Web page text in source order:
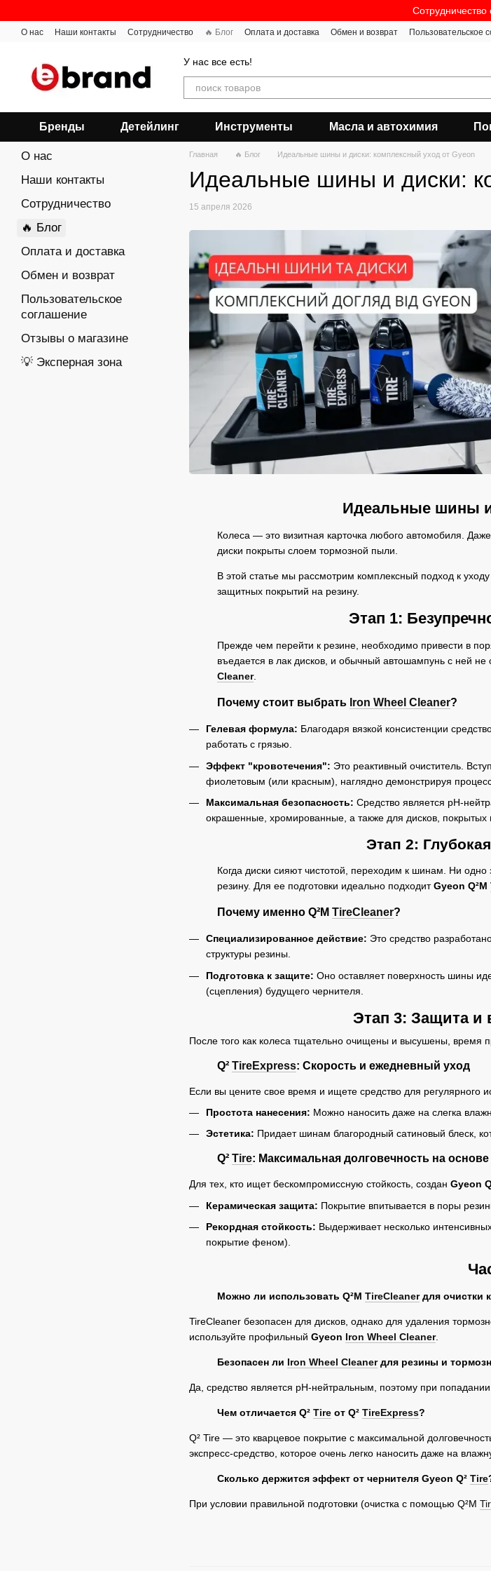
Сотрудничество
О нас Наши контакты Сотрудничество 🔥 Блог Оплата и доставка Обмен и возврат Пользовательское
У нас все есть!
Бренды Детейлинг Инструменты Масла и автохимия
Главная 🔥 Блог Идеальные шины и диски: комплексный уход от Gyeon
Идеальные шины и диски:
15 апреля 2026
Идеальные шины и
Колеса — это визитная карточка любого автомобиля.
диски покрыты слоем тормозной пыли.
В этой статье мы рассмотрим комплексный подход к
защитных покрытий на резину.
Этап 1:
Прежде чем перейти к резине, необходимо привести в
въедается в лак дисков, и обычный автошампунь с ней не
Cleaner.
Почему стоит выбрать Iron Wheel Cleaner?
Гелевая формула: Благодаря вязкой консистенции
работать с грязью.
Эффект "кровотечения": Это реактивный очиститель.
фиолетовым (или красным), наглядно демонстрируя
Максимальная безопасность: Средство является pH-
окрашенные, хромированные, а также для дисков, покрытых
Этап 2:
Когда диски сияют чистотой, переходим к шинам. Ни
резину. Для ее подготовки идеально подходитGyeon Q²M
Почему именно Q²M TireCleaner?
Специализированное действие: Это средство
структуры резины.
Подготовка к защите: Оно оставляет поверхность шины
(сцепления) будущего чернителя.
Этап 3: Защита и
После того как колеса тщательно очищены и высушены, время
Q² TireExpress: Скорость и ежедневный уход
Если вы цените свое время и ищете средство для регулярного
Простота нанесения: Можно наносить даже на слегка
Эстетика: Придает шинам благородный сатиновый блеск,
Q² Tire: Максимальная долговечность на основе
Для тех, кто ищет бескомпромиссную стойкость, создан Gyeon
Керамическая защита: Покрытие впитывается в поры
Рекордная стойкость: Выдерживает несколько
покрытие феном).
Можно ли использовать Q²M TireCleanerдля очистки
TireCleaner безопасен для дисков, однако для удаления
используйте профильный Gyeon Iron Wheel Cleaner.
Безопасен ли Iron Wheel Cleanerдля резины и
Да, средство является pH-нейтральным, поэтому при
Чем отличается Q² Tire от Q² TireExpress?
Q² Tire — это кварцевое покрытие с максимальной
экспресс-средство, которое очень легко наносить даже на
Сколько держится эффект от чернителя Gyeon Q² Tire
При условии правильной подготовки (очистка с помощью Q²M
О нас
Наши контакты
Сотрудничество
🔥 Блог
Оплата и доставка
Обмен и возврат
Пользовательское
соглашение
Отзывы о магазине
💡 Эксперная зона